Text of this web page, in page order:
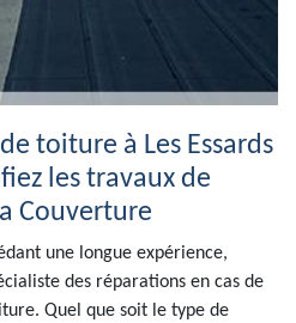
toiture à Les Essards
les travaux de
Couverture
une longue expérience,
des réparations en cas de
Quel que soit le type de